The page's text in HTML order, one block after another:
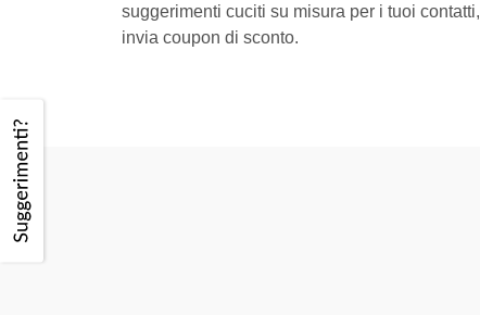
suggerimenti cuciti su misura per i tuoi contatti,
invia coupon di sconto.